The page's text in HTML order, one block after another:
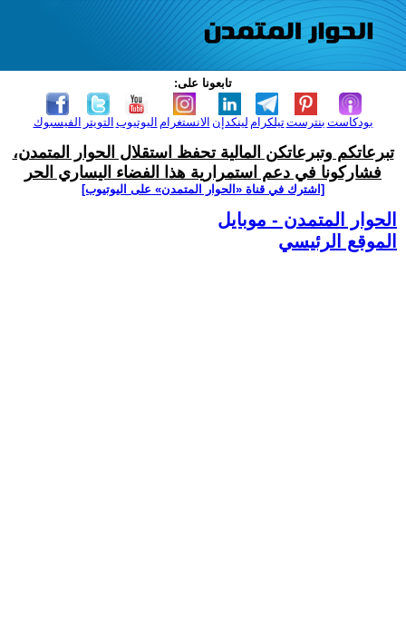
تابعونا على:
الفيسبوك التويتر اليوتيوب الانستغرام لينكدإن تيلكرامبنترست بودكاست
تبرعاتكم وتبرعاتكن المالية تحفظ استقلال الحوار المتمدن،
فشاركونا في دعم استمرارية هذا الفضاء اليساري الحر
[اشترك في قناة ‫«الحوار المتمدن» على اليوتيوب]
الحوار المتمدن - موبايل
الموقع الرئيسي